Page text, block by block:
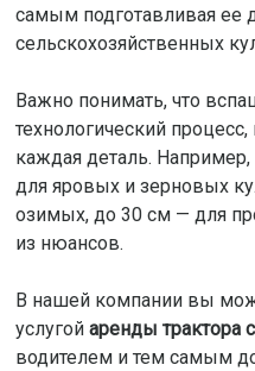
самым подготавливая ее
сельскохозяйственных
Важно понимать, что
технологический
каждая деталь.
для яровых и зерновых
озимых, до 30 см — для
из нюансов.
В нашей компании вы
услугой аренды трактора
водителем и тем самым